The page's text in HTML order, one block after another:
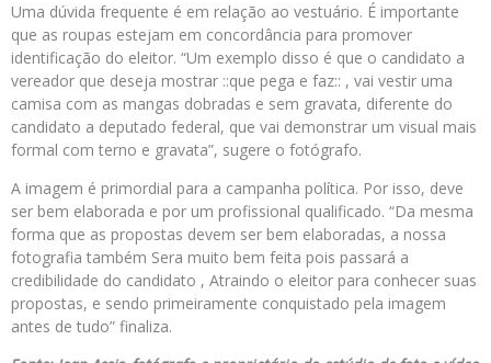
Uma dúvida frequente é em relação ao vestuário. É importante
que as roupas estejam em concordância para promover
identificação do eleitor. “Um exemplo disso é que o candidato a
vereador que deseja mostrar ::que pega e faz:: , vai vestir uma
camisa com as mangas dobradas e sem gravata, diferente do
candidato a deputado federal, que vai demonstrar um visual mais
formal com terno e gravata”, sugere o fotógrafo.
A imagem é primordial para a campanha política. Por isso, deve
ser bem elaborada e por um profissional qualificado. “Da mesma
forma que as propostas devem ser bem elaboradas, a nossa
fotografia também Sera muito bem feita pois passará a
credibilidade do candidato , Atraindo o eleitor para conhecer suas
propostas, e sendo primeiramente conquistado pela imagem
antes de tudo” finaliza.